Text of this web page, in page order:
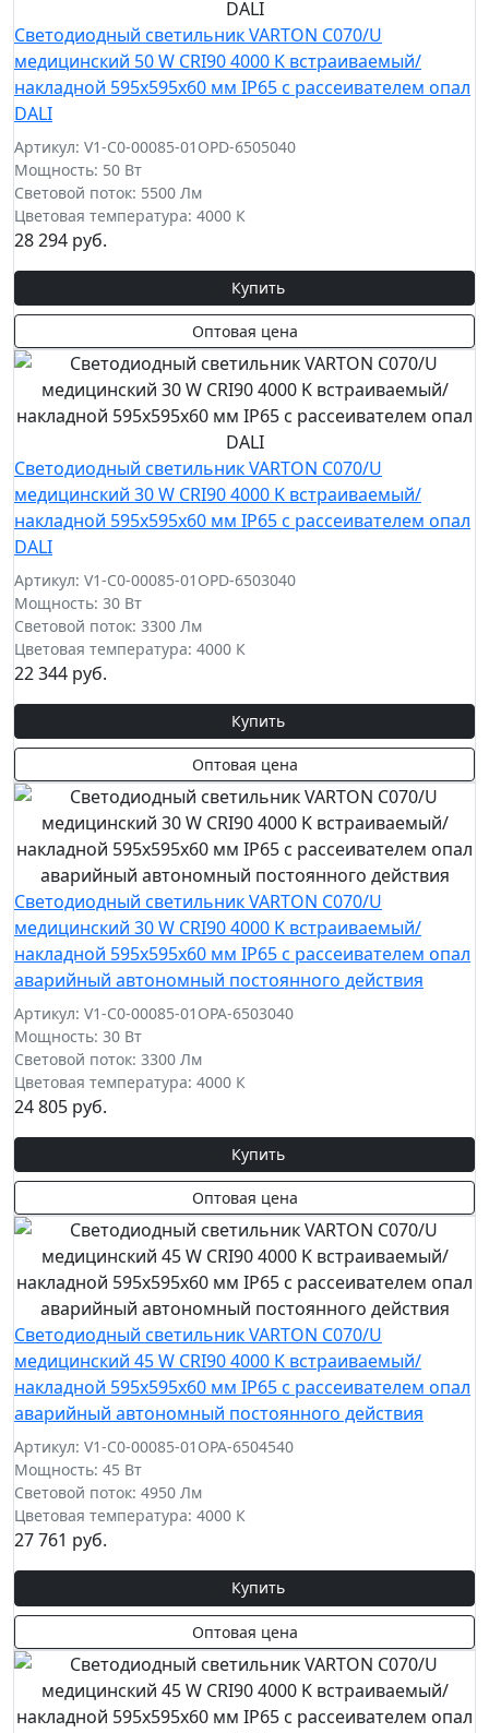
Светодиодный светильник VARTON C070/U
медицинский 50 W CRI90 4000 K встраиваемый/
накладной 595х595х60 мм IP65 с рассеивателем опал
DALI
Артикул: V1-C0-00085-01OPD-6505040
Мощность: 50 Вт
Световой поток: 5500 Лм
Цветовая температура: 4000 К
28 294 руб.
Купить
Оптовая цена
Светодиодный светильник VARTON C070/U
медицинский 30 W CRI90 4000 K встраиваемый/
накладной 595х595х60 мм IP65 с рассеивателем опал
DALI
Артикул: V1-C0-00085-01OPD-6503040
Мощность: 30 Вт
Световой поток: 3300 Лм
Цветовая температура: 4000 К
22 344 руб.
Купить
Оптовая цена
Светодиодный светильник VARTON C070/U
медицинский 30 W CRI90 4000 K встраиваемый/
накладной 595х595х60 мм IP65 с рассеивателем опал
аварийный автономный постоянного действия
Артикул: V1-C0-00085-01OPA-6503040
Мощность: 30 Вт
Световой поток: 3300 Лм
Цветовая температура: 4000 К
24 805 руб.
Купить
Оптовая цена
Светодиодный светильник VARTON C070/U
медицинский 45 W CRI90 4000 K встраиваемый/
накладной 595х595х60 мм IP65 с рассеивателем опал
аварийный автономный постоянного действия
Артикул: V1-C0-00085-01OPA-6504540
Мощность: 45 Вт
Световой поток: 4950 Лм
Цветовая температура: 4000 К
27 761 руб.
Купить
Оптовая цена